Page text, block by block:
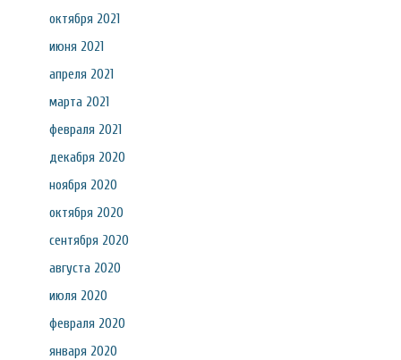
октября 2021
июня 2021
апреля 2021
марта 2021
февраля 2021
декабря 2020
ноября 2020
октября 2020
сентября 2020
августа 2020
июля 2020
февраля 2020
января 2020